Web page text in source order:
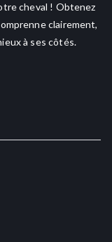
cheval ! Obtenez
clairement,
à ses côtés.